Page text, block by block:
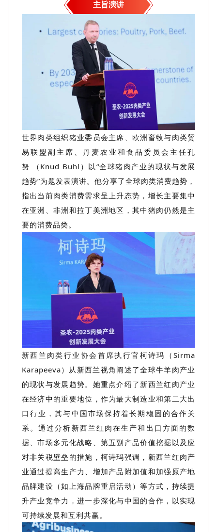
主旨演讲
世界肉类组织猪业委员会主席、欧洲畜牧与肉类贸
易联盟副主席、丹麦农业和食品委员会主任孔
努
（Knud Buhl）以“全球猪肉产业的现状与发展
趋势”为题发表演讲。他分享了全球肉类消费趋势，
指出当前肉类消费需求呈上升态势，增长主要集中
在亚洲、非洲和拉丁美洲地区，其中猪肉仍然是主
要的消费品类。
新西兰肉类行业协会首席执行官柯诗玛（Sirma
Karapeeva）从新西兰视角阐述了全球牛羊肉产业
的现状与发展趋势。她重点介绍了新西兰红肉产业
在经济中的重要地位，作为最大制造业和第二大出
口行业，其与中国市场保持着长期稳固的合作关
系。通过分析新西兰红肉在生产和出口方面的数
据、市场多元化战略、第五副产品价值挖掘以及应
对非关税壁垒的措施，柯诗玛强调，新西兰红肉产
业通过提高生产力、增加产品附加值和加强原产地
品牌建设（如上海品牌重启活动）等方式，持续提
升产业竞争力，进一步深化与中国的合作，以实现
可持续发展和互利共赢。